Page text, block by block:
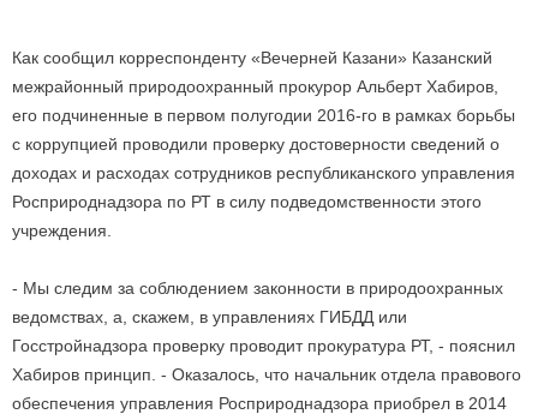
Как сообщил корреспонденту «Вечерней Казани» Казанский
межрайонный природоохранный прокурор Альберт Хабиров,
его подчиненные в первом полугодии 2016-го в рамках борьбы
с коррупцией проводили проверку достоверности сведений о
доходах и расходах сотрудников республиканского управления
Росприроднадзора по РТ в силу подведомственности этого
учреждения.
- Мы следим за соблюдением законности в природоохранных
ведомствах, а, скажем, в управлениях ГИБДД или
Госстройнадзора проверку проводит прокуратура РТ, - пояснил
Хабиров принцип. - Оказалось, что начальник отдела правового
обеспечения управления Росприроднадзора приобрел в 2014